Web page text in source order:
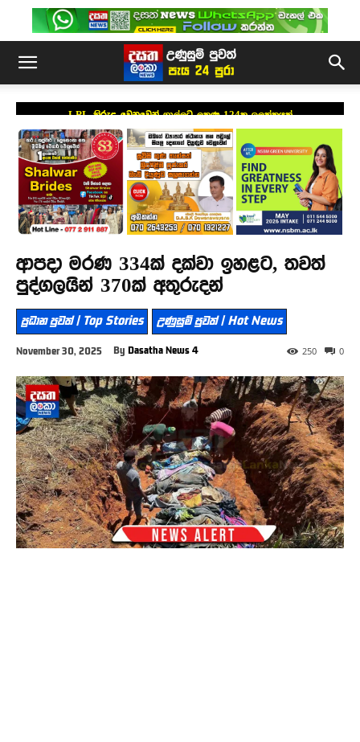
LPL කිරුළ වෙනුවෙන් ගාල්ලට ලකුණු 124ක ඉලක්කයක්
ආපදා මරණ 334ක් දක්වා ඉහළට, තවත්
පුද්ගලයින් 370ක් අතුරුදන්
ප්‍රධාන පුවත් | Top Stories උණුසුම් පුවත් | Hot News
November 30, 2025 By Dasatha News 4 0
250